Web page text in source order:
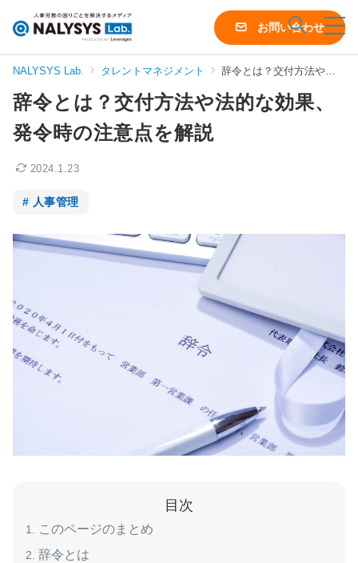
シ
ス
ラ
お問い合わせ
NALYSYS Lab. タレントマネジメント 辞令とは？交付方法や法的な効果、発令時の注意点を解説
辞令とは？交付方法や法的な効果、
発令時の注意点を解説
2024.1.23
人事管理
目次
このページのまとめ
辞令とは